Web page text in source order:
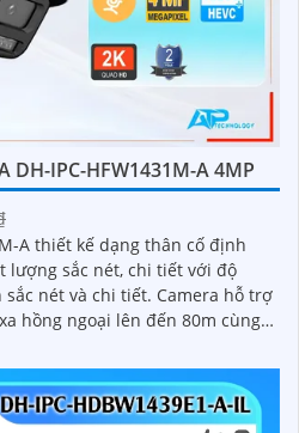
DH-IPC-HFW1431M-A 4MP
A thiết kế dạng thân cố định
sắc nét, chi tiết với độ
chi tiết. Camera hỗ trợ
hồng ngoại lên đến 80m cùng